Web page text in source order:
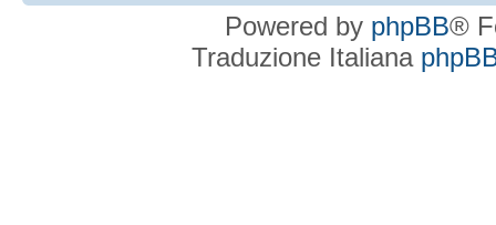
Powered by phpBB®
Traduzione Italiana